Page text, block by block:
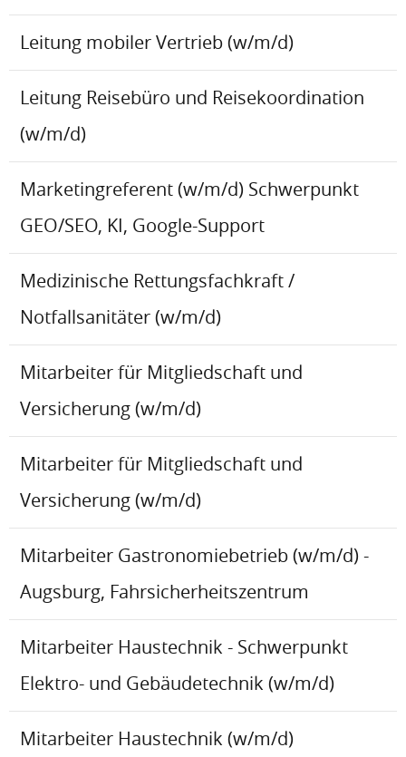
Leitung mobiler Vertrieb (w/m/d)
Leitung Reisebüro und Reisekoordination
(w/m/d)
Marketingreferent (w/m/d) Schwerpunkt
GEO/SEO, KI, Google-Support
Medizinische Rettungsfachkraft /
Notfallsanitäter (w/m/d)
Mitarbeiter für Mitgliedschaft und
Versicherung (w/m/d)
Mitarbeiter für Mitgliedschaft und
Versicherung (w/m/d)
Mitarbeiter Gastronomiebetrieb (w/m/d) -
Augsburg, Fahrsicherheitszentrum
Mitarbeiter Haustechnik - Schwerpunkt
Elektro- und Gebäudetechnik (w/m/d)
Mitarbeiter Haustechnik (w/m/d)